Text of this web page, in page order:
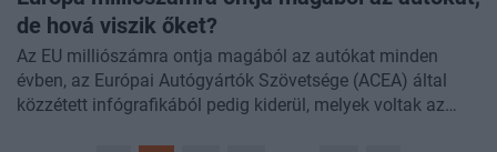
de hová viszik őket?
Az EU milliószámra ontja magából az autókat minden
évben, az Európai Autógyártók Szövetsége (ACEA) által
közzétett infógrafikából pedig kiderül, melyek voltak az